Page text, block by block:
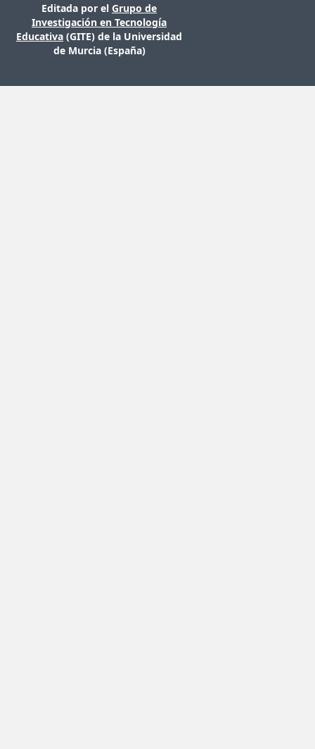
Editada por el Grupo de
Investigación en Tecnología
Educativa (GITE) de la Universidad
de Murcia (España)